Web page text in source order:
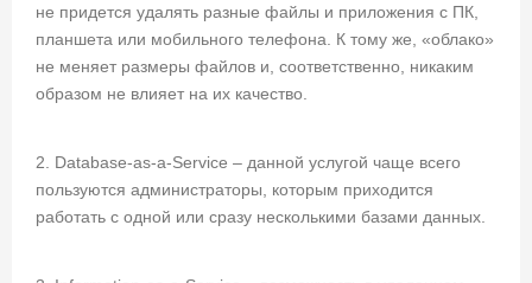
не придется удалять разные файлы и приложения с ПК,
планшета или мобильного телефона. К тому же, «облако»
не меняет размеры файлов и, соответственно, никаким
образом не влияет на их качество.
2. Database-as-a-Service – данной услугой чаще всего
пользуются администраторы, которым приходится
работать с одной или сразу несколькими базами данных.